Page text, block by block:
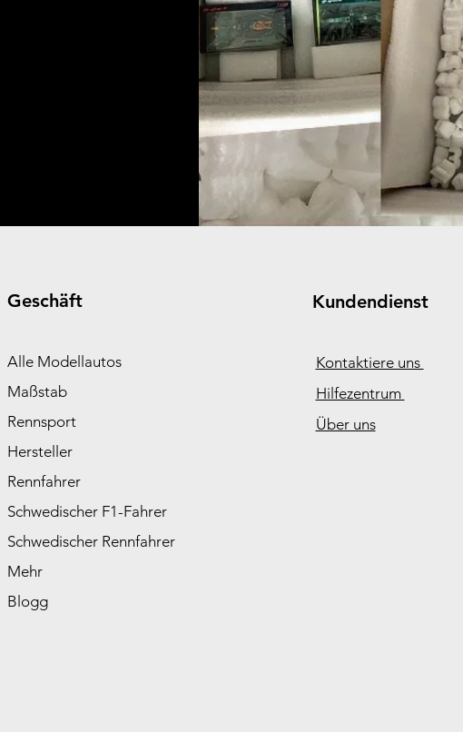
Geschäft
Alle Modellautos
Maßstab
Rennsport
Hersteller
Rennfahrer
Schwedischer F1-Fahrer
Schwedischer Rennfahrer
Mehr
Blogg
Kundendienst
Kontaktiere uns
Hilfezentrum
Über uns